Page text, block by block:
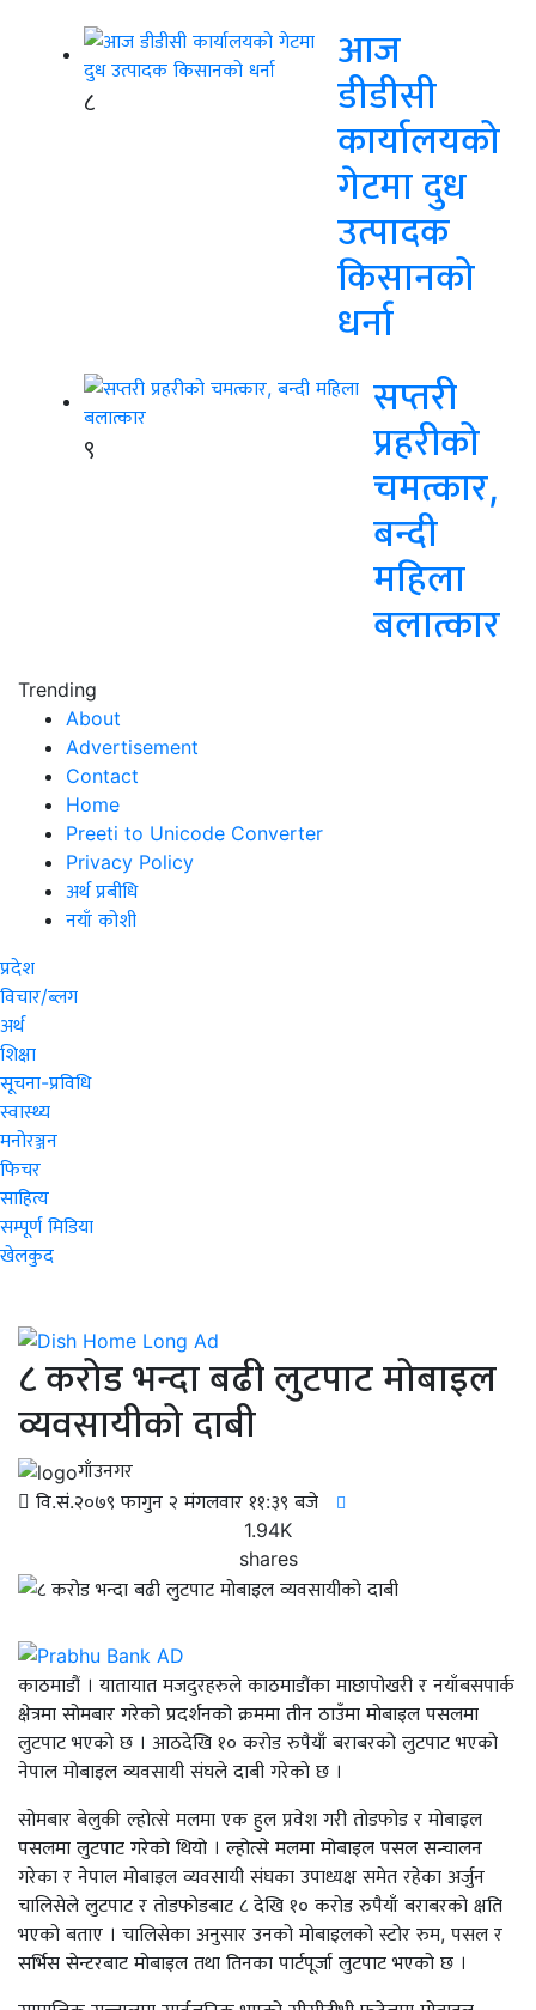
८
आज
डीडीसी
कार्यालयको
गेटमा दुध
उत्पादक
किसानको
धर्ना
९
सप्तरी
प्रहरीको
चमत्कार,
बन्दी
महिला
बलात्कार
Trending
About
Advertisement
Contact
Home
Preeti to Unicode Converter
Privacy Policy
अर्थ प्रबीधि
नयाँ कोशी
प्रदेश
विचार/ब्लग
अर्थ
शिक्षा
सूचना-प्रविधि
स्वास्थ्य
मनोरञ्जन
फिचर
साहित्य
सम्पूर्ण मिडिया
खेलकुद
८ करोड भन्दा बढी लुटपाट मोबाइल
व्यवसायीको दाबी
गाँउनगर
वि.सं.२०७९ फागुन २ मंगलवार ११:३९ बजे
1.94K
shares
काठमाडौं । यातायात मजदुरहरुले काठमाडौंका माछापोखरी र नयाँबसपार्क
क्षेत्रमा सोमबार गरेको प्रदर्शनको क्रममा तीन ठाउँमा मोबाइल पसलमा
लुटपाट भएको छ । आठदेखि १० करोड रुपैयाँ बराबरको लुटपाट भएको
नेपाल मोबाइल व्यवसायी संघले दाबी गरेको छ ।
सोमबार बेलुकी ल्होत्से मलमा एक हुल प्रवेश गरी तोडफोड र मोबाइल
पसलमा लुटपाट गरेको थियो । ल्होत्से मलमा मोबाइल पसल सन्चालन
गरेका र नेपाल मोबाइल व्यवसायी संघका उपाध्यक्ष समेत रहेका अर्जुन
चालिसेले लुटपाट र तोडफोडबाट ८ देखि १० करोड रुपैयाँ बराबरको क्षति
भएको बताए । चालिसेका अनुसार उनको मोबाइलको स्टोर रुम, पसल र
सर्भिस सेन्टरबाट मोबाइल तथा तिनका पार्टपूर्जा लुटपाट भएको छ ।